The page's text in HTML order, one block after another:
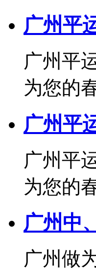
广州平
广州平
为您的
广州平
广州平
为您的
广州中
广州做